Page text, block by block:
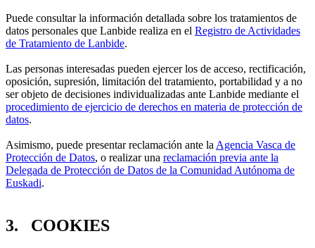
Puede consultar la información detallada sobre los tratamientos de
datos personales que Lanbide realiza en el Registro de Actividades
de Tratamiento de Lanbide.
Las personas interesadas pueden ejercer los de acceso, rectificación,
oposición, supresión, limitación del tratamiento, portabilidad y a no
ser objeto de decisiones individualizadas ante Lanbide mediante el
procedimiento de ejercicio de derechos en materia de protección de
datos.
Asimismo, puede presentar reclamación ante la Agencia Vasca de
Protección de Datos, o realizar una reclamación previa ante la
Delegada de Protección de Datos de la Comunidad Autónoma de
Euskadi.
3. COOKIES